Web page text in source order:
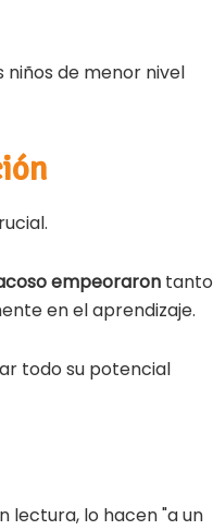
de menor nivel
empeoraron tanto
en el aprendizaje.
todo su potencial
lectura, lo hacen "a un